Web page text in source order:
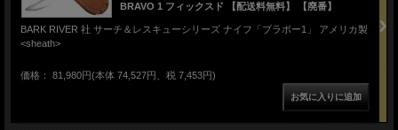
BRAVO 1 フィックスド 【配送料無料】 【廃番】
BARK RIVER 社 サーチ＆レスキューシリーズ ナイフ「ブラボー1」 アメリカ製
<sheath>
価格： 81,980円(本体 74,527円、税 7,453円)